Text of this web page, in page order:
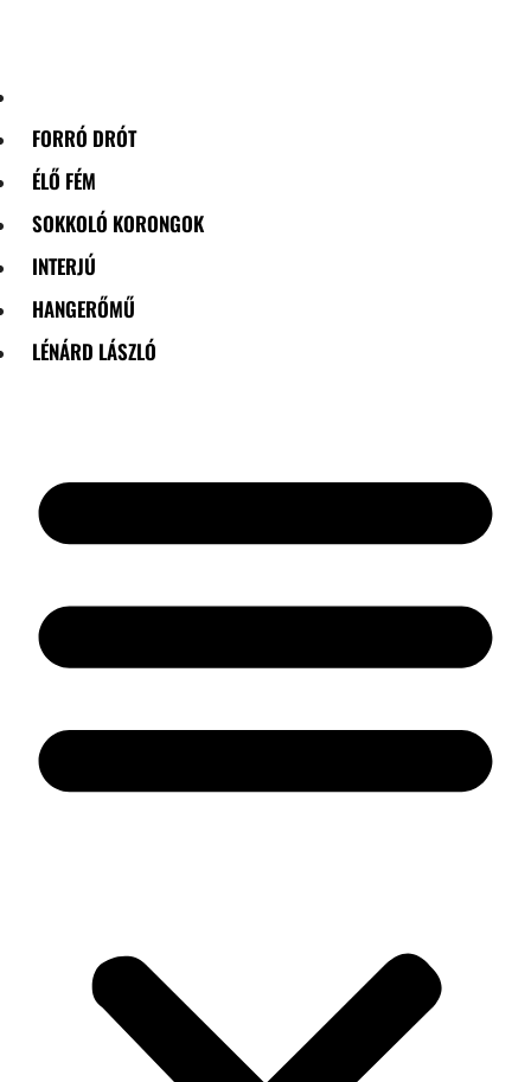
FORRÓ DRÓT
ÉLŐ FÉM
SOKKOLÓ KORONGOK
INTERJÚ
HANGERŐMŰ
LÉNÁRD LÁSZLÓ